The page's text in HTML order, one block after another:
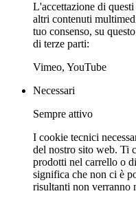
L'accettazione di
altri contenuti
tuo consenso, su
di terze parti:
Vimeo, YouTube
Necessari
Sempre attivo
I cookie tecnici
del nostro sito web. Ti
prodotti nel carrello o
significa che non ci è
risultanti non verranno